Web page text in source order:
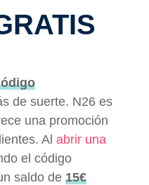
de suerte. N26 es
una promoción
Al abrir una
el código
saldo de 15€